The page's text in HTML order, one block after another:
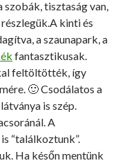
szobák, tisztaság van,
részlegük.A kinti és
a szaunapark, a
fantasztikusak.
feltöltötték, így
🙂 Csodálatos a
is szép.
A
“találkoztunk”.
Ha későn mentünk